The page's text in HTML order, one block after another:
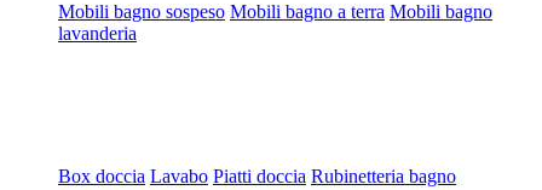
Mobili bagno sospeso Mobili bagno a terra Mobili bagno
lavanderia
Box doccia Lavabo Piatti doccia Rubinetteria bagno